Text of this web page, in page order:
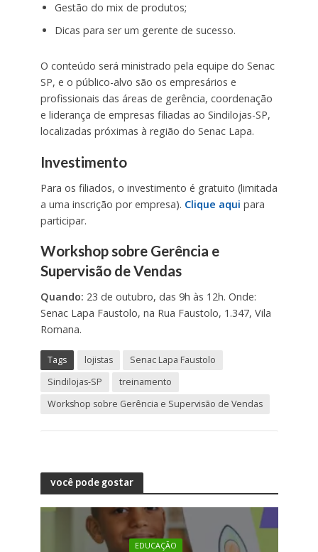
Gestão do mix de produtos;
Dicas para ser um gerente de sucesso.
O conteúdo será ministrado pela equipe do Senac
SP, e o público-alvo são os empresários e
profissionais das áreas de gerência, coordenação
e liderança de empresas filiadas ao Sindilojas-SP,
localizadas próximas à região do Senac Lapa.
Investimento
Para os filiados, o investimento é gratuito (limitada
a uma inscrição por empresa). Clique aqui para
participar.
Workshop sobre Gerência e
Supervisão de Vendas
Quando: 23 de outubro, das 9h às 12h. Onde:
Senac Lapa Faustolo, na Rua Faustolo, 1.347, Vila
Romana.
Tags lojistas
Senac Lapa Faustolo
Sindilojas-SP
treinamento
Workshop sobre Gerência e Supervisão de Vendas
você pode gostar
EDUCAÇÃO